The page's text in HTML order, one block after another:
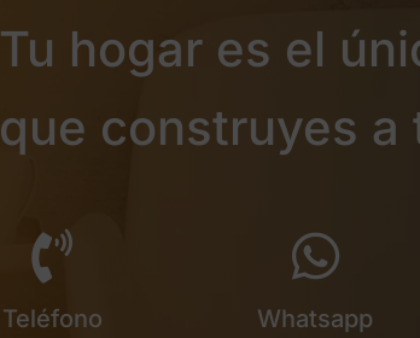
Tu hogar es el
que construyes a
Teléfono Whatsapp